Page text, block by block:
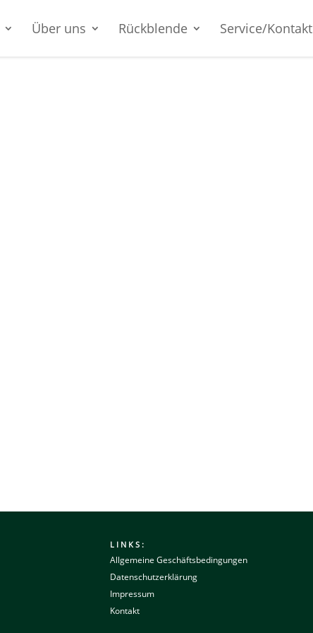
Über uns Rückblende Service/Kontakt
LINKS:
Allgemeine Geschäftsbedingungen
Datenschutzerklärung
Impressum
Kontakt